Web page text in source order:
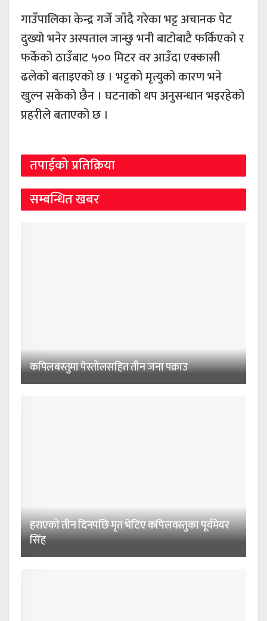
गाउँपालिका केन्द्र गर्जे जाँदै गरेका भट्ट अचानक पेट
दुख्यो भनेर अस्पताल जान्छु भनी बाटोबाटै फर्किएको र
फर्केको ठाउँबाट ५०० मिटर वर आउँदा एक्कासी
ढलेको बताइएको छ । भट्टको मृत्युको कारण भने
खुल्न सकेको छैन । घटनाको थप अनुसन्धान भइरहेको
प्रहरीले बताएको छ ।
तपाईको प्रतिक्रिया
सम्बन्धित खबर
कपिलबस्तुमा पेस्तोलसहित तीन जना पक्राउ
हराएको तीन दिनपछि मृत भेटिए कपिलवस्तुका पूर्वमेयर
सिंह